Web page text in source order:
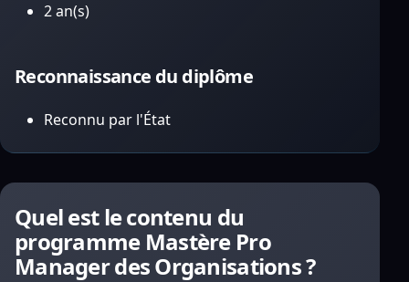
2 an(s)
Reconnaissance du diplôme
Reconnu par l'État
Quel est le contenu du
programme Mastère Pro
Manager des Organisations ?